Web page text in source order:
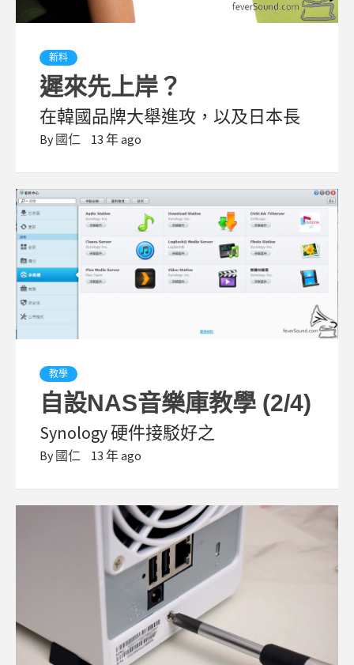
新料
遲來先上岸？
在韓國品牌大舉進攻，以及日本長
By 國仁 13 年 ago
教學
自設NAS音樂庫教學 (2/4)
Synology 硬件接駁好之
By 國仁 13 年 ago